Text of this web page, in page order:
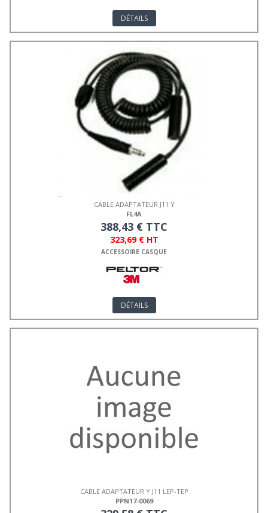
DÉTAILS
CABLE ADAPTATEUR J11 Y
FL4A
388,43 € TTC
323,69 € HT
ACCESSOIRE CASQUE
DÉTAILS
CABLE ADAPTATEUR Y J11 LEP-TEP
PPN17-0069